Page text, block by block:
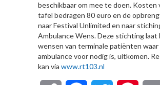
beschikbaar om mee te doen. Kosten
tafel bedragen 80 euro en de
naar Festival Unlimited en naar
Ambulance Wens. Deze stichting laat
wensen van terminale patiënten waar
ambulance voor nodig is, uitkomen.
kan via www.rt103.nl